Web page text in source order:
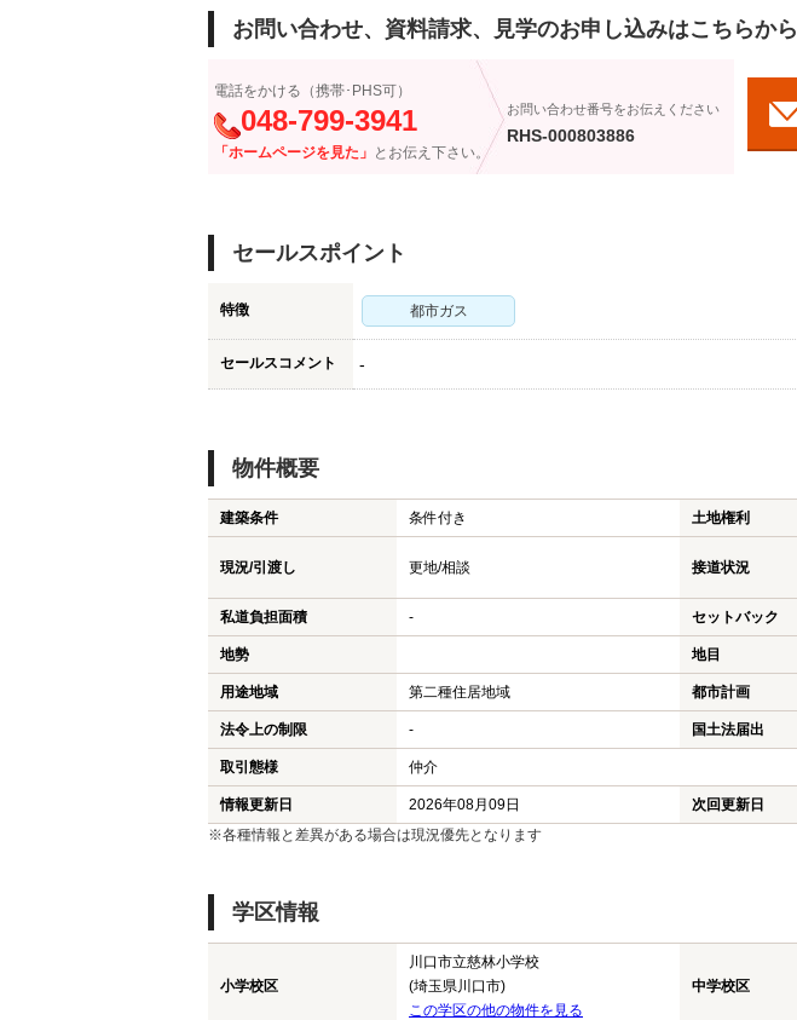
お問い合わせ、資料請求、見学のお申し込みはこちらから
電話をかける（携帯･PHS可）
048-799-3941
「ホームページを見た」 とお伝え下さい。
お問い合わせ番号をお伝えください
RHS-000803886
セールスポイント
特徴 都市ガス
セールスコメント -
物件概要
建築条件 条件付き 土地権利
現況/引渡し 更地/相談 接道状況
私道負担面積 - セットバック
地勢 地目
用途地域 第二種住居地域 都市計画
法令上の制限 - 国土法届出
取引態様 仲介
情報更新日 2026年08月09日 次回更新日
※各種情報と差異がある場合は現況優先となります
学区情報
小学校区
川口市立慈林小学校
(埼玉県川口市)
この学区の他の物件を見る
中学校区